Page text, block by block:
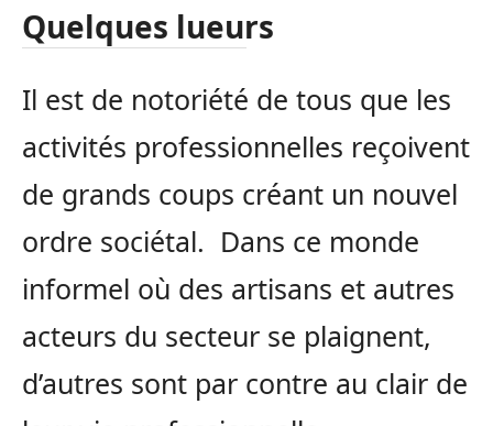
Quelques lueurs
Il est de notoriété de tous que les
activités professionnelles reçoivent
de grands coups créant un nouvel
ordre sociétal. Dans ce monde
informel où des artisans et autres
acteurs du secteur se plaignent,
d’autres sont par contre au clair de